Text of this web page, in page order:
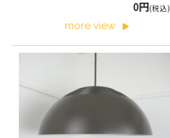
0円(税込)
more view